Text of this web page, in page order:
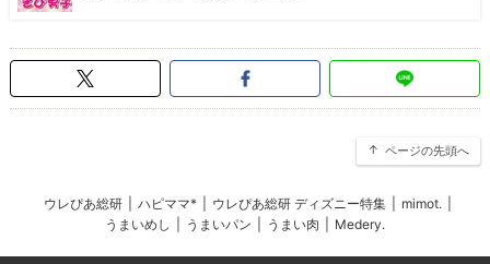
ページの先頭へ
ウレぴあ総研 ハピママ* ウレぴあ総研 ディズニー特集 mimot.
うまいめし
うまいパン うまい肉 Medery.